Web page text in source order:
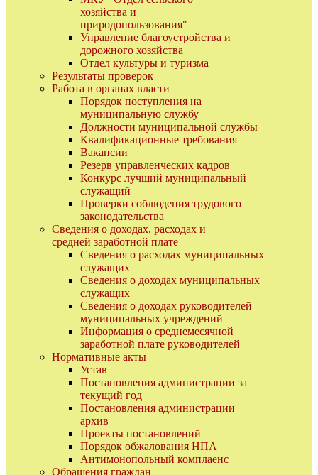
хозяйства и
природопользования"
Управление благоустройства и
дорожного хозяйства
Отдел культуры и туризма
Результаты проверок
Работа в органах власти
Порядок поступления на
муниципальную службу
Должности муниципальной службы
Квалификационные требования
Вакансии
Резерв управленческих кадров
Конкурс лучший муниципальный
служащий
Проверки соблюдения трудового
законодательства
Сведения о доходах, расходах и
средней заработной плате
Сведения о расходах муниципальных
служащих
Сведения о доходах муниципальных
служащих
Сведения о доходах руководителей
муниципальных учреждений
Информация о среднемесячной
заработной плате руководителей
Нормативные акты
Устав
Постановления администрации за
текущий год
Постановления администрации
архив
Проекты постановлений
Порядок обжалования НПА
Антимонопольный комплаенс
Обращения граждан